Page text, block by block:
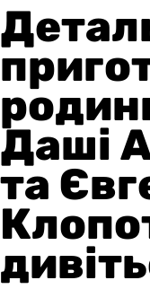
Даші
та